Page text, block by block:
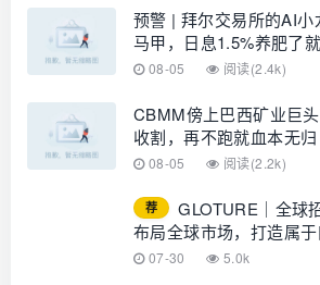
预警 | 拜尔交易所的AI小
马甲，日息1.5%养肥了
08-05 阅读(2.4k)
CBMM傍上巴西矿业巨
收割，再不跑就血本无归
08-05 阅读(2.2k)
荐
GLOTURE｜全球
布局全球市场，打造属
想增加收入？想打造团队
07-30 5.0k